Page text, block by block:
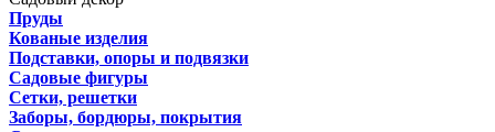
Пруды
Кованые изделия
Подставки, опоры и подвязки
Садовые фигуры
Сетки, решетки
Заборы, бордюры, покрытия